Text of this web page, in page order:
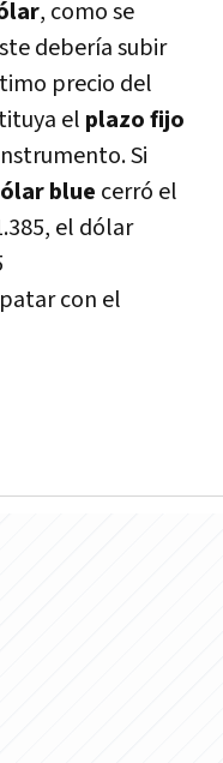
, como se
debería subir
precio del
el plazo fijo
Si
blue cerró el
el dólar
con el